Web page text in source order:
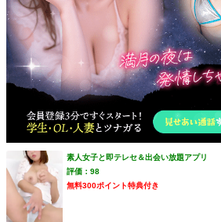
素人女子と即テレセ＆出会い放題アプリ
評価：98
無料300ポイント特典付き